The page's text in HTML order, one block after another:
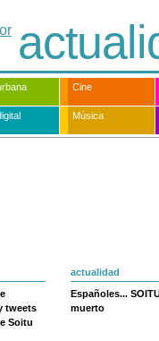
Cine
Música
tweets
Soitu
actualidad
Españoles...
muerto